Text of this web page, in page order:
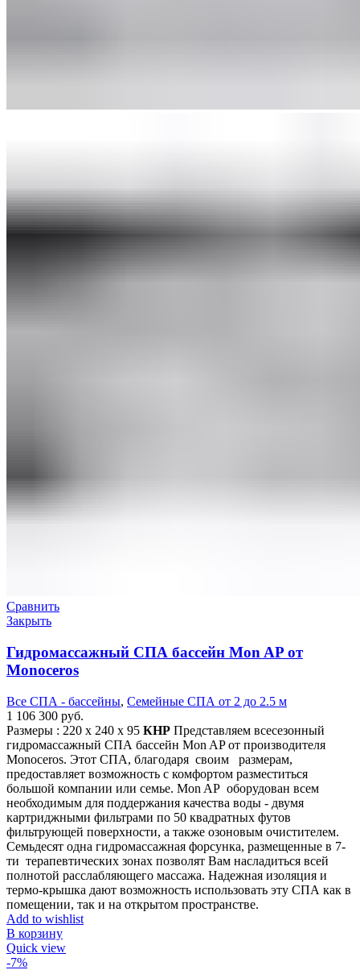
Сравнить
Закрыть
Гидромассажный СПА бассейн Mon AP от
Monoceros
Все СПА - бассейны, Семейные СПА от 2 до 2.5 м
1 106 300 руб.
Размеры : 220 x 240 х 95 КНР Представляем всесезонный
гидромассажный СПА бассейн Mon AP от производителя
Monoceros. Этот СПА, благодаря своим размерам,
предоставляет возможность с комфортом разместиться
большой компании или семье. Mon AP оборудован всем
необходимым для поддержания качества воды - двумя
картриджными фильтрами по 50 квадратных футов
фильтрующей поверхности, а также озоновым очистителем.
Семьдесят одна гидромассажная форсунка, размещенные в 7-
ти терапевтических зонах позволят Вам насладиться всей
полнотой расслабляющего массажа. Надежная изоляция и
термо-крышка дают возможность использовать эту СПА как в
помещении, так и на открытом пространстве.
Add to wishlist
В корзину
Quick view
-7%